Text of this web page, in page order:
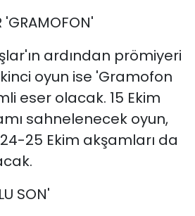
'GRAMOFON'
ardından prömiyeri
oyun ise 'Gramofon
eser olacak. 15 Ekim
sahnelenecek oyun,
25 Ekim akşamları da
SON'